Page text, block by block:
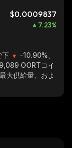
$0.0009837
7.23%
下 -10.90%
OORTコイ
大供給量、およ